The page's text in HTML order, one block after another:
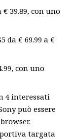
€ 39.89, con uno
da € 69.99 a €
con uno
4 interessati
può essere
targata